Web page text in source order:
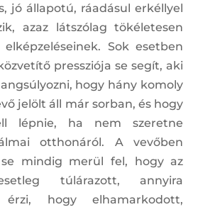
jó állapotú, ráadásul erkéllyel
azaz látszólag tökéletesen
Sok esetben
pressziója se segít, aki
hogy hány komoly
jelölt áll már sorban, és hogy
lépnie, ha nem szeretne
otthonáról. A vevőben
mindig merül fel, hogy az
túlárazott, annyira
érzi, hogy elhamarkodott,